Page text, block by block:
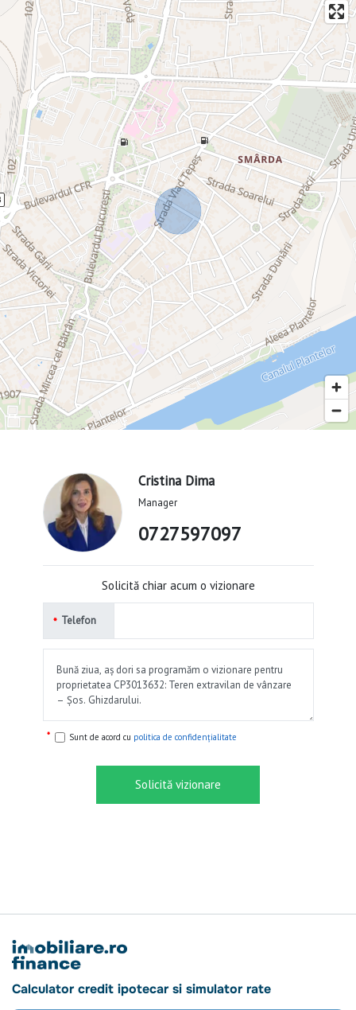
Cristina Dima
Manager
0727597097
Solicită chiar acum o vizionare
Telefon
Sunt de acord cu politica de confidențialitate
Solicită vizionare